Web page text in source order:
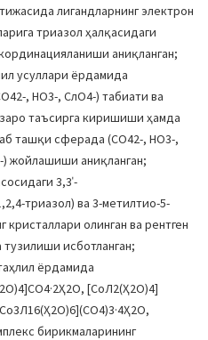
лигандларнинг электрон
триазол ҳалқасидаги
аниқланган;
усуллари ёрдамида
, НО3-, CлО4-) табиати ва
таъсирга киришиши ҳамда
ташқи сферада (СО42-, НО3-,
) жойлашиши аниқланган;
3,3ˈ-
триазол) ва 3-метилтио-5-
кристаллари олинган ва рентген
исботланган;
ёрдамида
[CоЛ2(Ҳ2О)4]
бирикмаларининг